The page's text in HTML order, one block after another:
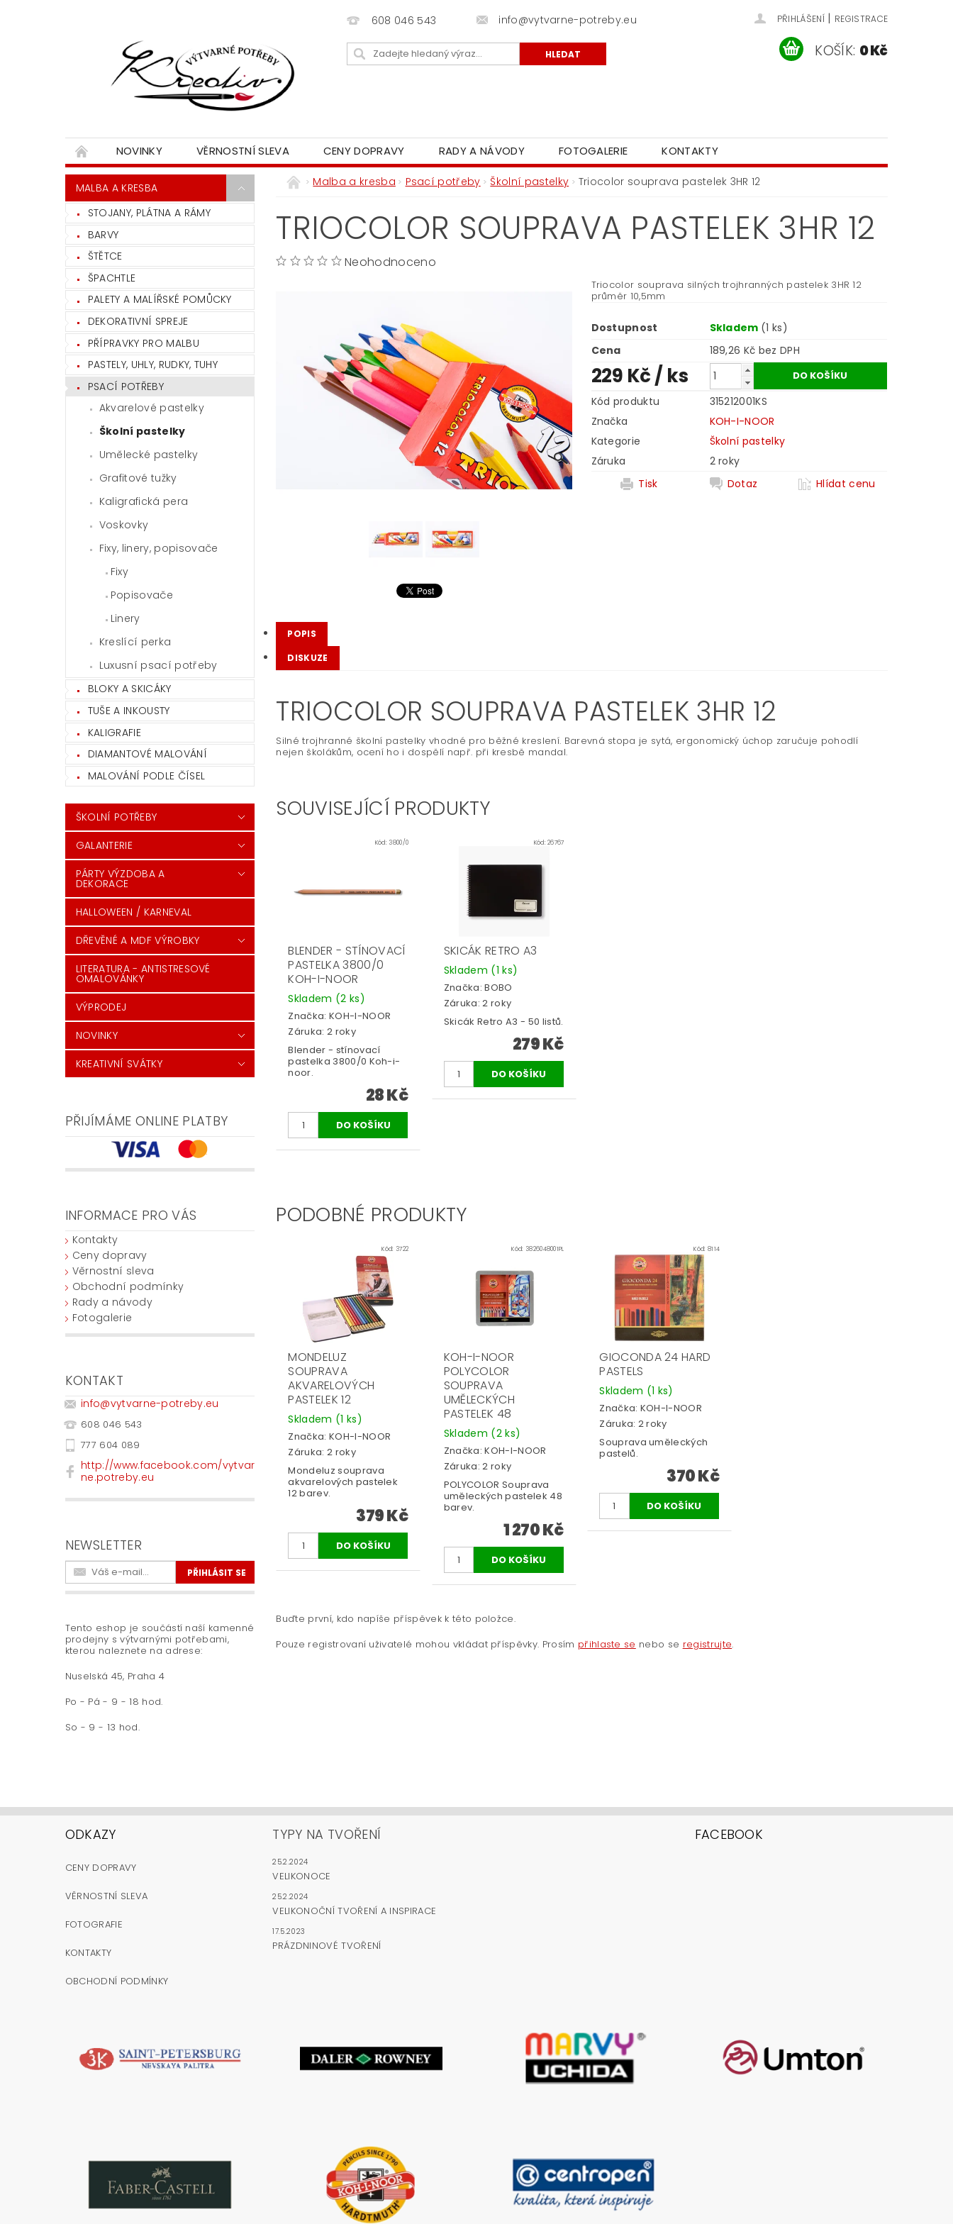
608 046 543 info@vytvarne-potreby.eu PŘIHLÁŠENÍ | REGISTRACE
KOŠÍK: 0 Kč
NOVINKY VĚRNOSTNÍ SLEVA CENY DOPRAVY RADY A NÁVODY FOTOGALERIE KONTAKTY
MALBA A KRESBA
STOJANY, PLÁTNA A RÁMY
BARVY
ŠTĚTCE
ŠPACHTLE
PALETY A MALÍŘSKÉ POMŮCKY
DEKORATIVNÍ SPREJE
PŘÍPRAVKY PRO MALBU
PASTELY, UHLY, RUDKY, TUHY
PSACÍ POTŘEBY
Akvarelové pastelky
Školní pastelky
Umělecké pastelky
Grafitové tužky
Kaligrafická pera
Voskovky
Fixy, linery, popisovače
Fixy
Popisovače
Linery
Kreslící perka
Luxusní psací potřeby
BLOKY A SKICÁKY
TUŠE A INKOUSTY
KALIGRAFIE
DIAMANTOVÉ MALOVÁNÍ
MALOVÁNÍ PODLE ČÍSEL
ŠKOLNÍ POTŘEBY
GALANTERIE
PÁRTY VÝZDOBA A
DEKORACE
HALLOWEEN / KARNEVAL
DŘEVĚNÉ A MDF VÝROBKY
LITERATURA - ANTISTRESOVÉ
OMALOVÁNKY
VÝPRODEJ
NOVINKY
KREATIVNÍ SVÁTKY
PŘIJÍMÁME ONLINE PLATBY
INFORMACE PRO VÁS
Kontakty
Ceny dopravy
Věrnostní sleva
Obchodní podmínky
Rady a návody
Fotogalerie
KONTAKT
info@vytvarne-potreby.eu
608 046 543
777 604 089
http://www.facebook.com/vytvar
ne.potreby.eu
NEWSLETTER
Tento eshop je součástí naší kamenné
prodejny s výtvarnými potřebami,
kterou naleznete na adrese:
Nuselská 45, Praha 4
Po - Pá - 9 - 18 hod.
So - 9 - 13 hod.
Malba a kresba Psací potřeby Školní pastelky Triocolor souprava pastelek 3HR 12
TRIOCOLOR SOUPRAVA PASTELEK 3HR 12
Neohodnoceno
Triocolor souprava silných trojhranných pastelek 3HR 12
průměr 10,5mm
Dostupnost Skladem (1 ks)
Cena
189,26 Kč bez DPH
229 Kč/ ks
Kód produktu
315212001KS
Značka
KOH-I-NOOR
Kategorie
Školní pastelky
Záruka
2 roky
Tisk
Dotaz Hlídat cenu
POPIS
DISKUZE
TRIOCOLOR SOUPRAVA PASTELEK 3HR 12
Silné trojhranné školní pastelky vhodné pro běžné kreslení. Barevná stopa je sytá, ergonomický úchop zaručuje pohodlí
nejen školákům, ocení ho i dospělí např. při kresbě mandal.
SOUVISEJÍCÍ PRODUKTY
Kód: 3800/0
BLENDER - STÍNOVACÍ
PASTELKA 3800/0
KOH-I-NOOR
Skladem (2 ks)
Značka: KOH-I-NOOR
Záruka: 2 roky
Blender - stínovací
pastelka 3800/0 Koh-i-
noor.
28 Kč
Kód:26767
SKICÁK RETRO A3
Skladem (1 ks)
Značka:BOBO
Záruka: 2 roky
Skicák Retro A3 - 50 listů.
279 Kč
PODOBNÉ PRODUKTY
Kód: 3722
MONDELUZ
SOUPRAVA
AKVARELOVÝCH
PASTELEK 12
Skladem (1 ks)
Značka: KOH-I-NOOR
Záruka: 2 roky
Mondeluz souprava
akvarelových pastelek
12 barev.
379 Kč
Kód: 3826048001PL
KOH-I-NOOR
POLYCOLOR
SOUPRAVA
UMĚLECKÝCH
PASTELEK 48
Skladem (2 ks)
Značka:KOH-I-NOOR
Záruka: 2 roky
POLYCOLOR Souprava
uměleckých pastelek 48
barev.
1 270 Kč
Kód: 8114
GIOCONDA 24 HARD
PASTELS
Skladem (1 ks)
Značka: KOH-I-NOOR
Záruka: 2 roky
Souprava uměleckých
pastelů.
370 Kč
Buďte první, kdo napíše příspěvek k této položce.
Pouze registrovaní uživatelé mohou vkládat příspěvky. Prosím přihlaste se nebo se registrujte.
ODKAZY
CENY DOPRAVY
VĚRNOSTNÍ SLEVA
FOTOGRAFIE
KONTAKTY
OBCHODNÍ PODMÍNKY
TYPY NA TVOŘENÍ
25.2.2024
VELIKONOCE
25.2.2024
VELIKONOČNÍ TVOŘENÍ A INSPIRACE
17.5.2023
PRÁZDNINOVÉ TVOŘENÍ
FACEBOOK